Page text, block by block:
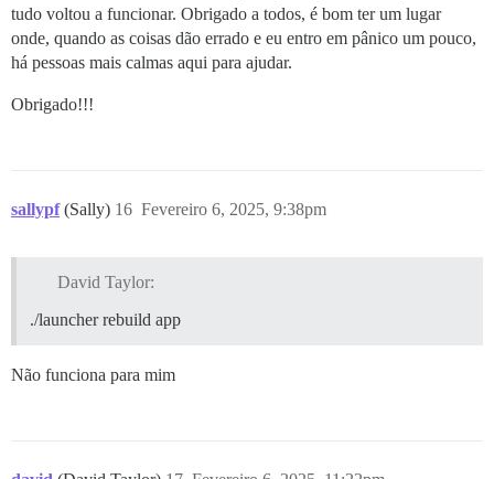
tudo voltou a funcionar. Obrigado a todos, é bom ter um lugar
onde, quando as coisas dão errado e eu entro em pânico um pouco,
há pessoas mais calmas aqui para ajudar.
Obrigado!!!
sallypf (Sally) Fevereiro 6, 2025, 9:38pm
16
David Taylor:
./launcher rebuild app
Não funciona para mim